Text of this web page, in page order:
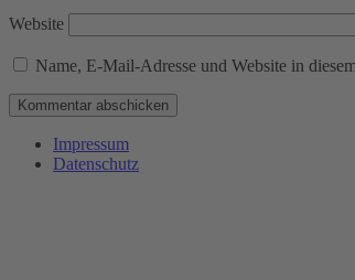
Website
Name, E-Mail-Adresse und Website in
Impressum
Datenschutz